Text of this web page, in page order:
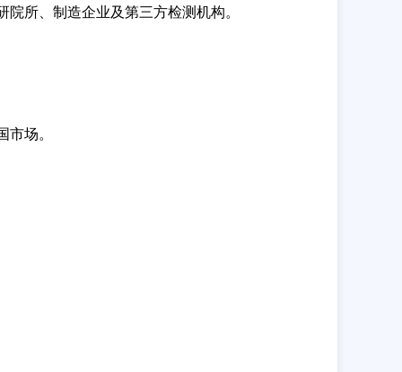
所、制造企业及第三方检测机构。
场。